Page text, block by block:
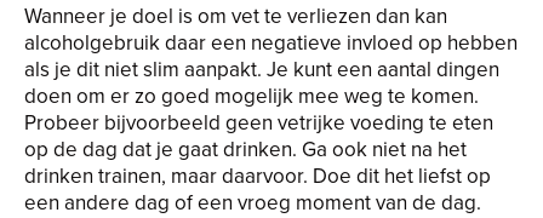
Wanneer je doel is om vet te verliezen dan kan
alcoholgebruik daar een negatieve invloed op hebben
als je dit niet slim aanpakt. Je kunt een aantal dingen
doen om er zo goed mogelijk mee weg te komen.
Probeer bijvoorbeeld geen vetrijke voeding te eten
op de dag dat je gaat drinken. Ga ook niet na het
drinken trainen, maar daarvoor. Doe dit het liefst op
een andere dag of een vroeg moment van de dag.